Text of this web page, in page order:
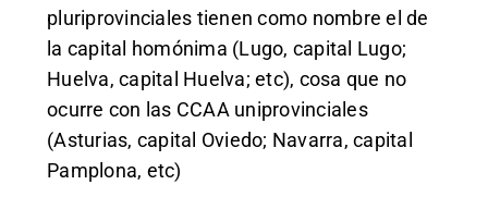
pluriprovinciales tienen como nombre el de
la capital homónima (Lugo, capital Lugo;
Huelva, capital Huelva; etc), cosa que no
ocurre con las CCAA uniprovinciales
(Asturias, capital Oviedo; Navarra, capital
Pamplona, etc)